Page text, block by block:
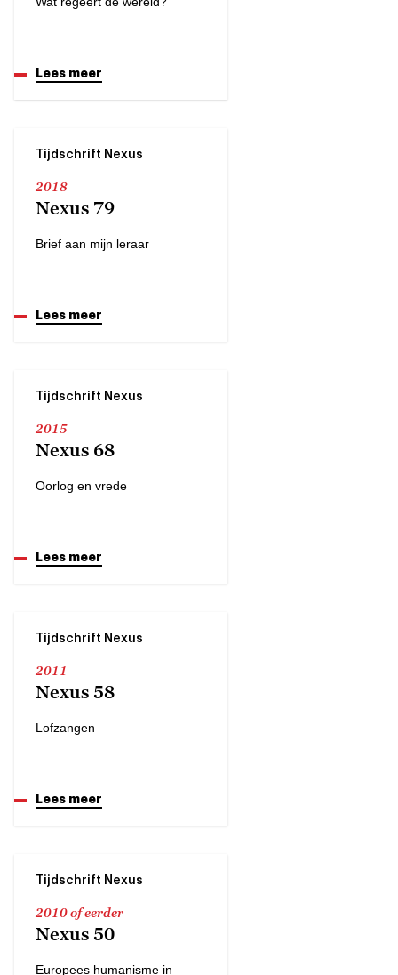
Lees meer
Tijdschrift Nexus
2018
Nexus 79
Brief aan mijn leraar
Lees meer
Tijdschrift Nexus
2015
Nexus 68
Oorlog en vrede
Lees meer
Tijdschrift Nexus
2011
Nexus 58
Lofzangen
Lees meer
Tijdschrift Nexus
2010 of eerder
Nexus 50
Europees humanisme in